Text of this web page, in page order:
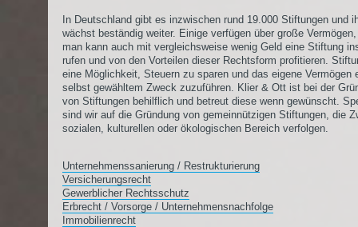
In Deutschland gibt es inzwischen rund 19.000 Stiftungen und
wächst beständig weiter. Einige verfügen über große
man kann auch mit vergleichsweise wenig Geld eine Stiftung
rufen und von den Vorteilen dieser Rechtsform profitieren.
eine Möglichkeit, Steuern zu sparen und das eigene Vermögen
selbst gewähltem Zweck zuzuführen. Klier & Ott ist bei der
von Stiftungen behilflich und betreut diese wenn gewünscht.
sind wir auf die Gründung von gemeinnützigen Stiftungen, die
sozialen, kulturellen oder ökologischen Bereich verfolgen.
Unternehmenssanierung / Restrukturierung
Versicherungsrecht
Gewerblicher Rechtsschutz
Erbrecht / Vorsorge / Unternehmensnachfolge
Immobilienrecht